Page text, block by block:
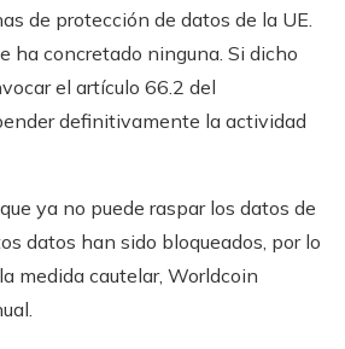
de protección de datos de la UE.
ha concretado ninguna. Si dicho
el artículo 66.2 del
definitivamente la actividad
ya no puede raspar los datos de
datos han sido bloqueados, por lo
medida cautelar, Worldcoin